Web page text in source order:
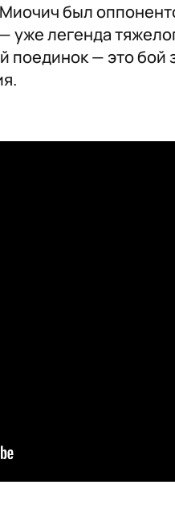
был
уже легенда
поединок — это бой